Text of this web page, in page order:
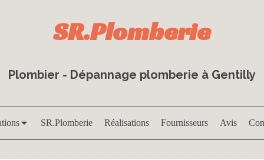
SR.Plomberie
Plombier - Dépannage plomberie à Gentilly
SR.Plomberie Réalisations Fournisseurs Avis